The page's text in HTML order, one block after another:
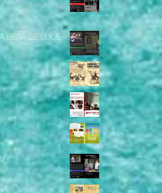
BESA DE LUCE